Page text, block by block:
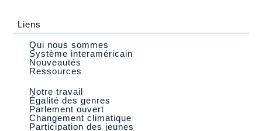
Liens
Qui nous sommes
Système interaméricain
Nouveautés
Ressources
Notre travail
Égalité des genres
Parlement ouvert
Changement climatique
Participation des jeunes